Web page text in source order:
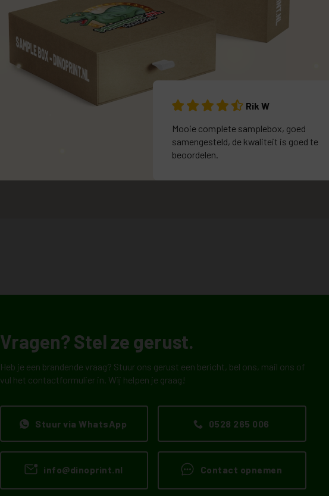
Rik W
Mooie complete samplebox, goed
samengesteld, de kwaliteit is goed te
beoordelen.
Vragen? Stel ze gerust.
Heb je een brandende vraag? Stuur ons gerust een bericht, bel ons, mail ons of
vul het contactformulier in. Wij helpen je graag!
Stuur via WhatsApp 0528 265 006
info@dinoprint.nl Contact opnemen